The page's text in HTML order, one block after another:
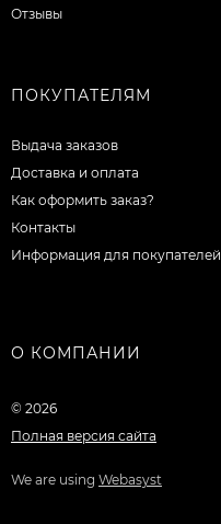
Отзывы
ПОКУПАТЕЛЯМ
Выдача заказов
Доставка и оплата
Как оформить заказ?
Контакты
Информация для покупателей
О КОМПАНИИ
© 2026
Полная версия сайта
We are using Webasyst